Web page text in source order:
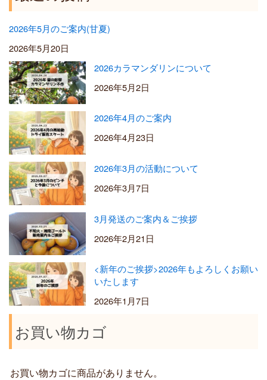
2026年5月のご案内(甘夏)
2026年5月20日
2026カラマンダリンについて
2026年5月2日
2026年4月のご案内
2026年4月23日
2026年3月の活動について
2026年3月7日
3月発送のご案内＆ご挨拶
2026年2月21日
<新年のご挨拶>2026年もよろしくお願い
いたします
2026年1月7日
お買い物カゴ
お買い物カゴに商品がありません。